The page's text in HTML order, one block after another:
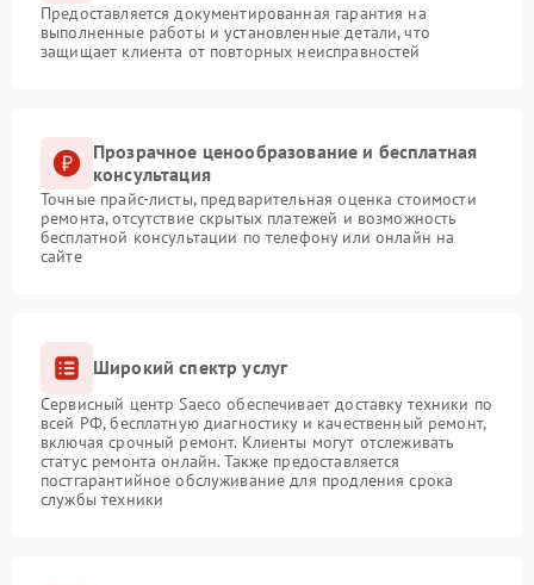
Предоставляется документированная гарантия на
выполненные работы и установленные детали, что
защищает клиента от повторных неисправностей
Прозрачное ценообразование и бесплатная
консультация
Точные прайс-листы, предварительная оценка стоимости
ремонта, отсутствие скрытых платежей и возможность
бесплатной консультации по телефону или онлайн на
сайте
Широкий спектр услуг
Сервисный центр Saeco обеспечивает доставку техники по
всей РФ, бесплатную диагностику и качественный ремонт,
включая срочный ремонт. Клиенты могут отслеживать
статус ремонта онлайн. Также предоставляется
постгарантийное обслуживание для продления срока
службы техники